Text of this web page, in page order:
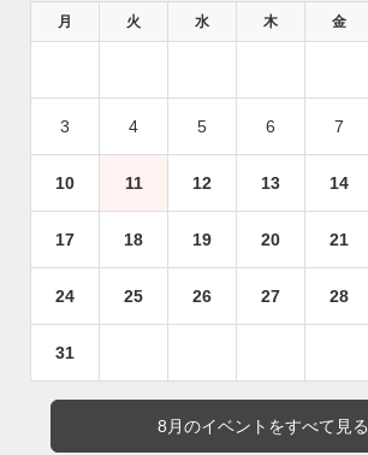
月 火 水 木 金
3 4 5 6 7
10 11 12 13 14
17 18 19 20 21
24 25 26 27 28
31
8月のイベントをすべて見る